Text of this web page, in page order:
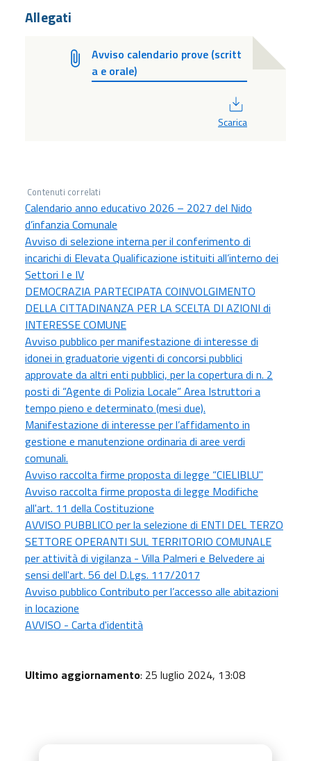
Allegati
Avviso calendario prove (scritt
a e orale)
Scarica
Contenuti correlati
Calendario anno educativo 2026 – 2027 del Nido
d’infanzia Comunale
Avviso di selezione interna per il conferimento di
incarichi di Elevata Qualificazione istituiti all’interno dei
Settori I e IV
DEMOCRAZIA PARTECIPATA COINVOLGIMENTO
DELLA CITTADINANZA PER LA SCELTA DI AZIONI di
INTERESSE COMUNE
Avviso pubblico per manifestazione di interesse di
idonei in graduatorie vigenti di concorsi pubblici
approvate da altri enti pubblici, per la copertura di n. 2
posti di “Agente di Polizia Locale” Area Istruttori a
tempo pieno e determinato (mesi due).
Manifestazione di interesse per l’affidamento in
gestione e manutenzione ordinaria di aree verdi
comunali.
Avviso raccolta firme proposta di legge “CIELIBLU"
Avviso raccolta firme proposta di legge Modifiche
all'art. 11 della Costituzione
AVVISO PUBBLICO per la selezione di ENTI DEL TERZO
SETTORE OPERANTI SUL TERRITORIO COMUNALE
per attività di vigilanza - Villa Palmeri e Belvedere ai
sensi dell'art. 56 del D.Lgs. 117/2017
Avviso pubblico Contributo per l’accesso alle abitazioni
in locazione
AVVISO - Carta d'identità
Ultimo aggiornamento: 25 luglio 2024, 13:08